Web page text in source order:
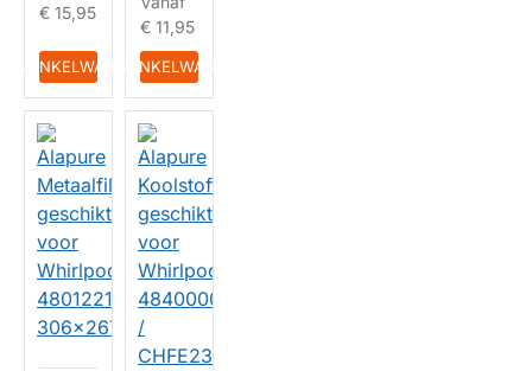
€ 15,95
IN WINKELWAGEN
€ 11,95
IN WINKELWAGEN